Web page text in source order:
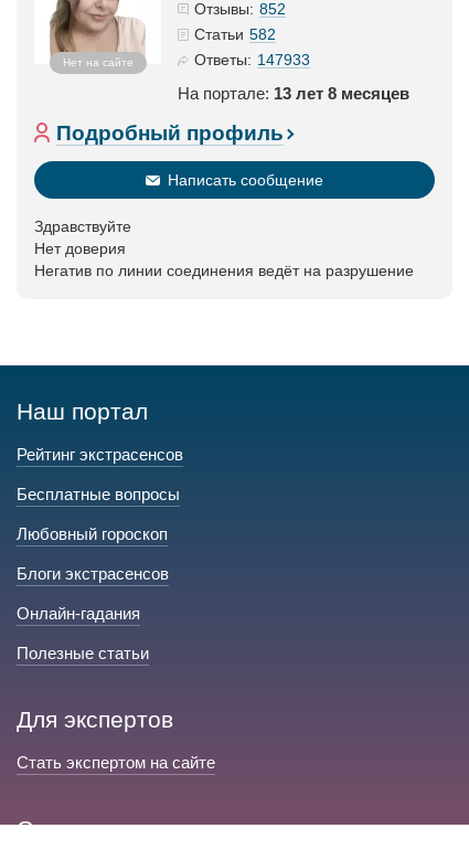
Нет на сайте
Отзывы: 852
Статьи 582
Ответы: 147933
На портале: 13 лет 8 месяцев
Подробный профиль
Написать сообщение
Здравствуйте
Нет доверия
Негатив по линии соединения ведёт на разрушение
Наш портал
Рейтинг экстрасенсов
Бесплатные вопросы
Любовный гороскоп
Блоги экстрасенсов
Онлайн-гадания
Полезные статьи
Для экспертов
Стать экспертом на сайте
Сервис и помощь